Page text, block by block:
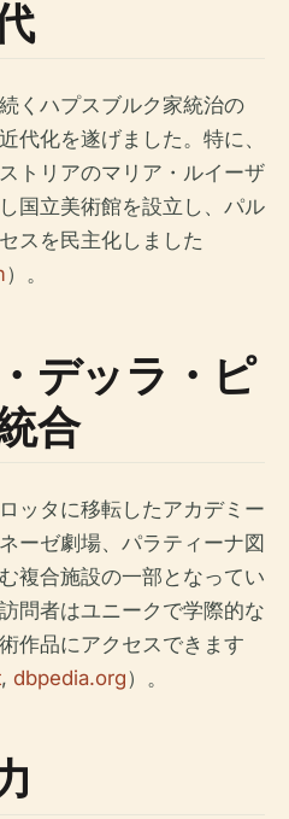
くハプスブルク家統治の
代化を遂げました。特に、
トリアのマリア・ルイーザ
国立美術館を設立し、パル
スを民主化しました
）。
デッラ・ピ
合
ッタに移転したアカデミー
ーゼ劇場、パラティーナ図
複合施設の一部となってい
問者はユニークで学際的な
作品にアクセスできます
, dbpedia.org）。